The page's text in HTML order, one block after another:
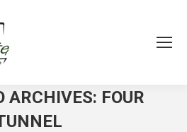
ARCHIVES: FOUR